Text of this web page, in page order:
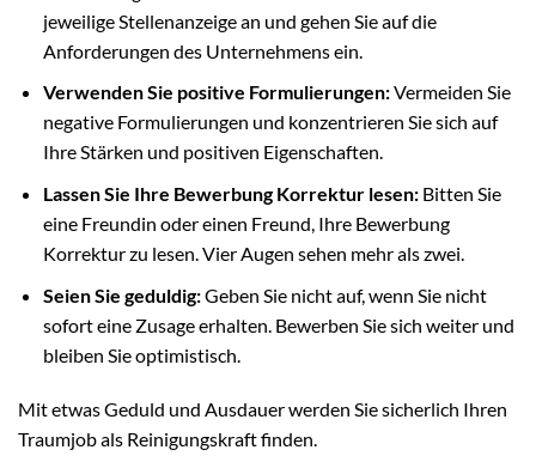
jeweilige Stellenanzeige an und gehen Sie auf die
Anforderungen des Unternehmens ein.
Verwenden Sie positive Formulierungen:Vermeiden Sie
negative Formulierungen und konzentrieren Sie sich auf
Ihre Stärken und positiven Eigenschaften.
Lassen Sie Ihre Bewerbung Korrektur lesen:Bitten Sie
eine Freundin oder einen Freund, Ihre Bewerbung
Korrektur zu lesen. Vier Augen sehen mehr als zwei.
Seien Sie geduldig:Geben Sie nicht auf, wenn Sie nicht
sofort eine Zusage erhalten. Bewerben Sie sich weiter und
bleiben Sie optimistisch.
Mit etwas Geduld und Ausdauer werden Sie sicherlich Ihren
Traumjob als Reinigungskraft finden.